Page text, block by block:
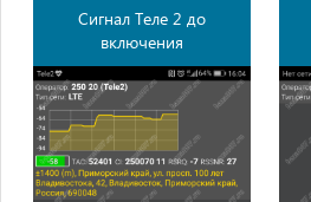
Сигнал Теле 2 до
включения